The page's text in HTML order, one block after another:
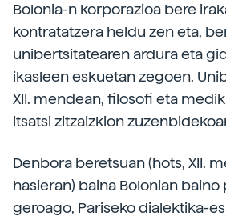
Bolonia-n korporazioa bere
kontratatzera heldu zen eta,
unibertsitatearen ardura eta
ikasleen eskuetan zegoen.
XII. mendean, filosofi eta
itsatsi zitzaizkion
Denbora beretsuan (hots, XII.
hasieran) baina Bolonian baino
geroago, Pariseko dialektika-